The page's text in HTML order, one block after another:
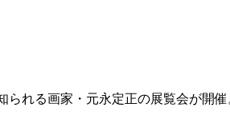
られる画家・元永定正の展覧会が開催